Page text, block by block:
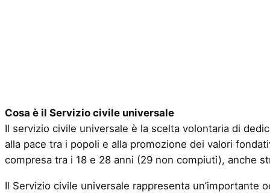
Cosa è il Servizio civile universale
Il servizio civile universale è la scelta volontaria di
alla pace tra i popoli e alla promozione dei valori
compresa tra i 18 e 28 anni (29 non compiuti), anche
Il Servizio civile universale rappresenta un’importante